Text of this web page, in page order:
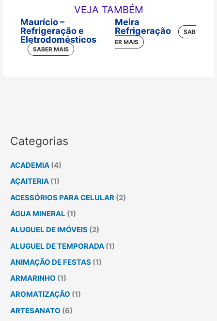
VEJA TAMBÉM
Maurício –
Refrigeração e
Eletrodomésticos
Meira
Refrigeração
Categorias
ACADEMIA (4)
AÇAITERIA (1)
ACESSÓRIOS PARA CELULAR (2)
ÁGUA MINERAL (1)
ALUGUEL DE IMÓVEIS (2)
ALUGUEL DE TEMPORADA (1)
ANIMAÇÃO DE FESTAS (1)
ARMARINHO (1)
AROMATIZAÇÃO (1)
ARTESANATO (6)